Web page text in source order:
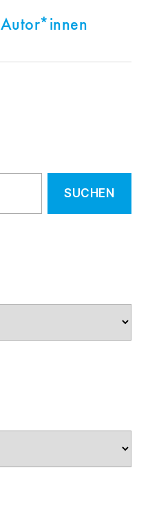
Autor*innen